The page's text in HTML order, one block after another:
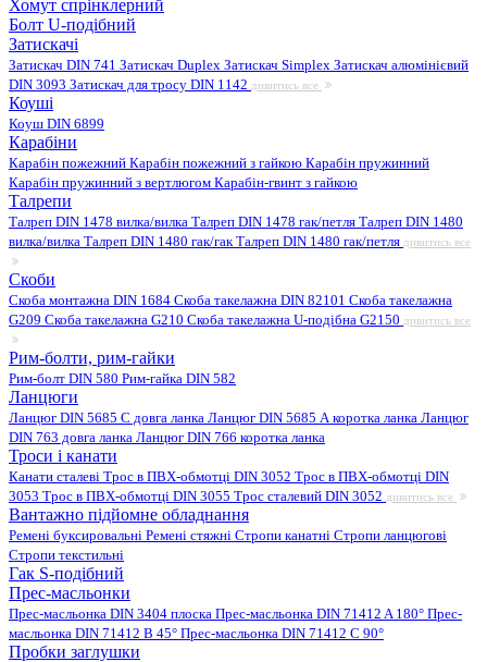
Хомут спрінклерний
Болт U-подібний
Затискачі
Затискач DIN 741 Затискач Duplex Затискач Simplex Затискач алюмінієвий
DIN 3093 Затискач для тросу DIN 1142 дивитись все
Коуші
Коуш DIN 6899
Карабіни
Карабін пожежний Карабін пожежний з гайкою Карабін пружинний
Карабін пружинний з вертлюгом Карабін-гвинт з гайкою
Талрепи
Талреп DIN 1478 вилка/вилка Талреп DIN 1478 гак/петля Талреп DIN 1480
вилка/вилка Талреп DIN 1480 гак/гакТалреп DIN 1480 гак/петля дивитись все
Скоби
Скоба монтажна DIN 1684 Скоба такелажна DIN 82101 Скоба такелажна
G209 Скоба такелажна G210 Скоба такелажна U-подібна G2150 дивитись все
Рим-болти, рим-гайки
Рим-болт DIN 580 Рим-гайка DIN 582
Ланцюги
Ланцюг DIN 5685 C довга ланка Ланцюг DIN 5685 А коротка ланка Ланцюг
DIN 763 довга ланка Ланцюг DIN 766 коротка ланка
Троси і канати
Канати сталеві Трос в ПВХ-обмотці DIN 3052 Трос в ПВХ-обмотці DIN
3053 Трос в ПВХ-обмотці DIN 3055 Трос сталевий DIN 3052 дивитись все
Вантажно підйомне обладнання
Ремені буксировальні Ремені стяжні Стропи канатні Стропи ланцюгові
Стропи текстильні
Гак S-подібний
Прес-масльонки
Прес-масльонка DIN 3404 плоска Прес-масльонка DIN 71412 A 180° Прес-
масльонка DIN 71412 B 45° Прес-масльонка DIN 71412 C 90°
Пробки заглушки